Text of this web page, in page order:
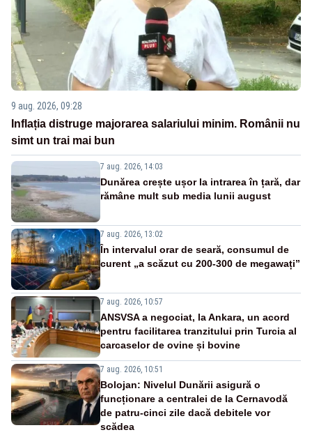
9 aug. 2026, 09:28
Inflația distruge majorarea salariului minim. Românii nu
simt un trai mai bun
7 aug. 2026, 14:03
Dunărea crește ușor la intrarea în țară, dar
rămâne mult sub media lunii august
7 aug. 2026, 13:02
În intervalul orar de seară, consumul de
curent „a scăzut cu 200-300 de megawați”
7 aug. 2026, 10:57
ANSVSA a negociat, la Ankara, un acord
pentru facilitarea tranzitului prin Turcia al
carcaselor de ovine și bovine
7 aug. 2026, 10:51
Bolojan: Nivelul Dunării asigură o
funcționare a centralei de la Cernavodă
de patru-cinci zile dacă debitele vor
scădea